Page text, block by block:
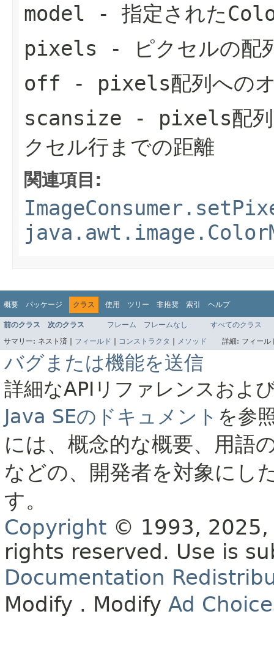
model - 指定された
pixels - ピクセルの配
off - pixels配列への
scansize - pixels配
クセル行までの距離
関連項目:
概要 パッケージ クラス 使用 ツリー 非推奨 索引 ヘルプ
前のクラス 次のクラス フレーム フレームなし
すべてのクラス
サマリー: ネスト済 | フィールド コンストラクタ メソッド 詳細: フィー
バグまたは機能を送信
詳細なAPIリファレンスおよ
Java SEのドキュメント を参
には、概念的な概要、用語
などの、開発者を対象にし
す。
Copyright © 1993,
rights reserved. Use is
Documentation
Modify . Modify Ad